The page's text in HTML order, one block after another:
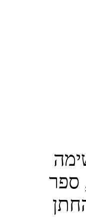
ספר